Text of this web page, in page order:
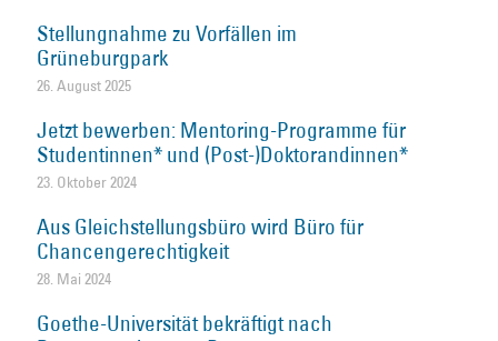
Stellungnahme zu Vorfällen im
Grüneburgpark
26. August 2025
Jetzt bewerben: Mentoring-Programme für
Studentinnen* und (Post-)Doktorandinnen*
23. Oktober 2024
Aus Gleichstellungsbüro wird Büro für
Chancengerechtigkeit
28. Mai 2024
Goethe-Universität bekräftigt nach